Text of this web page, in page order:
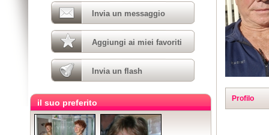
Profilo
Invia un messaggio
Aggiungi ai miei favoriti
Invia un flash
il suo preferito